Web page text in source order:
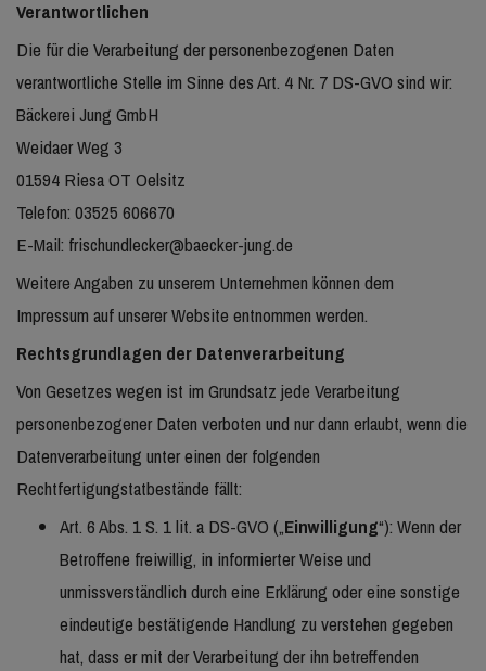
Verantwortlichen
Die für die Verarbeitung der personenbezogenen Daten
verantwortliche Stelle im Sinne des Art. 4 Nr. 7 DS-GVO sind wir:
Bäckerei Jung GmbH
Weidaer Weg 3
01594 Riesa OT Oelsitz
Telefon: 03525 606670
E-Mail: frischundlecker@baecker-jung.de
Weitere Angaben zu unserem Unternehmen können dem
Impressum auf unserer Website entnommen werden.
Rechtsgrundlagen der Datenverarbeitung
Von Gesetzes wegen ist im Grundsatz jede Verarbeitung
personenbezogener Daten verboten und nur dann erlaubt, wenn die
Datenverarbeitung unter einen der folgenden
Rechtfertigungstatbestände fällt:
Art. 6 Abs. 1 S. 1 lit. a DS-GVO („Einwilligung“): Wenn der
Betroffene freiwillig, in informierter Weise und
unmissverständlich durch eine Erklärung oder eine sonstige
eindeutige bestätigende Handlung zu verstehen gegeben
hat, dass er mit der Verarbeitung der ihn betreffenden